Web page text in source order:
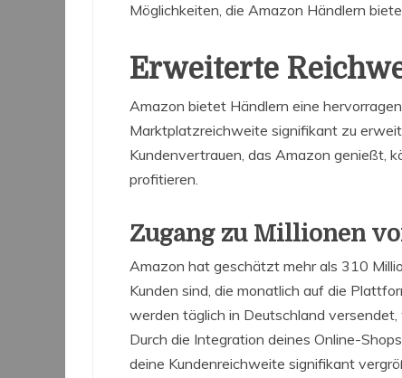
Möglichkeiten, die Amazon Händlern
Erweiterte
Amazon bietet Händlern eine
Marktplatzreichweite signifikant zu
Kundenvertrauen, das Amazon genießt,
profitieren.
Zugang zu Millionen
Amazon hat geschätzt mehr als 310
Kunden sind, die monatlich auf die
werden täglich in Deutschland
Durch die Integration deines Online-
deine Kundenreichweite signifikant